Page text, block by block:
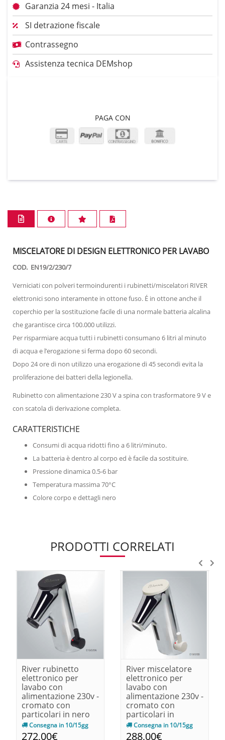
Garanzia 24 mesi - Italia
SI detrazione fiscale
Contrassegno
Assistenza tecnica DEMshop
PAGA CON
MISCELATORE DI DESIGN ELETTRONICO PER LAVABO
COD. EN19/2/230/7
Verniciati con polveri termoindurenti i rubinetti/miscelatori RIVER
elettronici sono interamente in ottone fuso. É in ottone anche il
coperchio per la sostituzione facile di una normale batteria alcalina
che garantisce circa 100.000 utilizzi.
Per risparmiare acqua tutti i rubinetti consumano 6 litri al minuto
di acqua e l’erogazione si ferma dopo 60 secondi.
Dopo 24 ore di non utilizzo una erogazione di 45 secondi evita la
proliferazione dei batteri della legionella.
Rubinetto con alimentazione 230 V a spina con trasformatore 9 V e
con scatola di derivazione completa.
CARATTERISTICHE
Consumi di acqua ridotti fino a 6 litri/minuto.
La batteria è dentro al corpo ed è facile da sostituire.
Pressione dinamica 0.5-6 bar
Temperatura massima 70°C
Colore corpo e dettagli nero
PRODOTTI CORRELATI
River rubinetto
elettronico per
lavabo con
alimentazione 230v -
cromato con
particolari in nero
140x90x68
Consegna in 10/15gg
272,00€
River miscelatore
elettronico per
lavabo con
alimentazione 230v -
cromato con
particolari in
bianco140x90x68
Consegna in 10/15gg
288,00€